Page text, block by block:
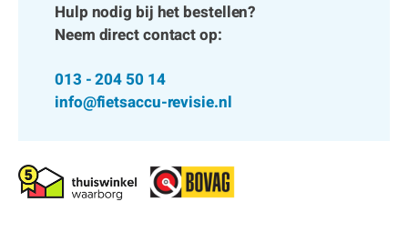
Hulp nodig bij het bestellen?
Neem direct contact op:
013 - 204 50 14
info@fietsaccu-revisie.nl